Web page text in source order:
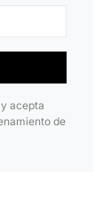
acepta
de